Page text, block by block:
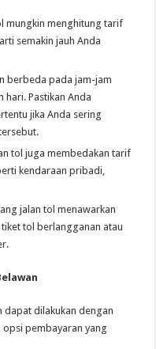
mungkin menghitung tarif
semakin jauh Anda
berbeda pada jam-jam
hari. Pastikan Anda
jika Anda sering
tol juga membedakan tarif
kendaraan pribadi,
jalan tol menawarkan
tol berlangganan atau
dapat dilakukan dengan
pembayaran yang